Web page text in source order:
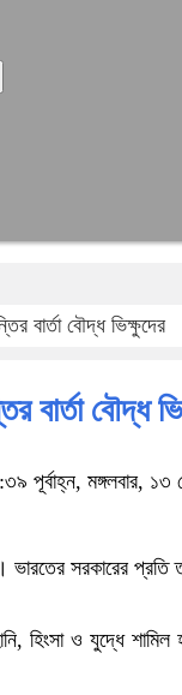
বার্তা বৌদ্ধ ভিক্ষুদের
বার্তা বৌদ্ধ
পূর্বাহ্ন, মঙ্গলবার, ১৩
। ভারতের সরকারের
হিংসা ও যুদ্ধে